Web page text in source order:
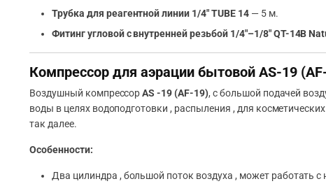
Трубка для реагентной линии 1/4″ TUBE 14— 5 м.
Фитинг угловой с внутренней резьбой 1/4″–1/8″ QT-14B
Компрессор для аэрации бытовой AS-19
Воздушный компрессорAS -19 (AF-19), с большой подачей
воды в целях водоподготовки , распыления , для
так далее.
Особенности:
Два цилиндра , большой поток воздуха , может работать